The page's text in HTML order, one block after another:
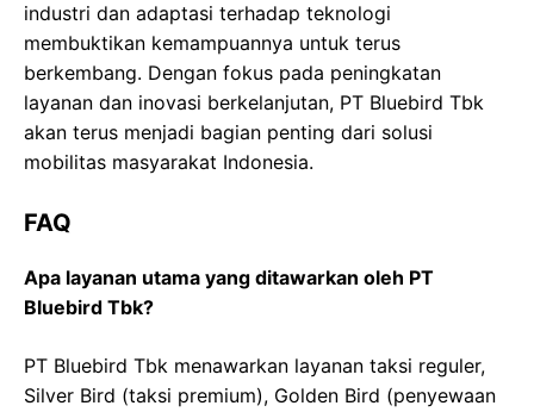
industri dan adaptasi terhadap teknologi
membuktikan kemampuannya untuk terus
berkembang. Dengan fokus pada peningkatan
layanan dan inovasi berkelanjutan, PT Bluebird Tbk
akan terus menjadi bagian penting dari solusi
mobilitas masyarakat Indonesia.
FAQ
Apa layanan utama yang ditawarkan oleh PT
Bluebird Tbk?
PT Bluebird Tbk menawarkan layanan taksi reguler,
Silver Bird (taksi premium), Golden Bird (penyewaan